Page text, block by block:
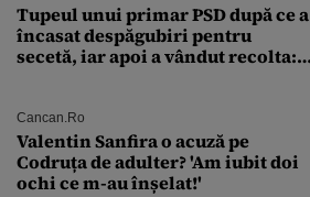
Tupeul unui primar PSD după ce a
încasat despăgubiri pentru
secetă, iar apoi a vândut recolta:
Cancan.ro
Valentin Sanfira o acuză pe
Codruța de adulter? 'Am iubit doi
ochi ce m-au înșelat!'